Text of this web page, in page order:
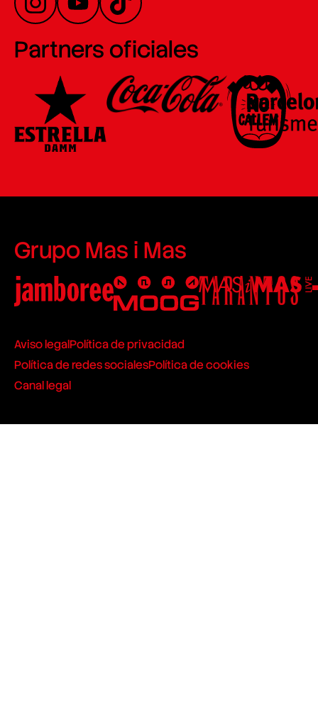
Partners oficiales
Grupo Mas i Mas
Aviso legalPolítica de privacidad
Política de redes socialesPolítica de cookies
Canal legal